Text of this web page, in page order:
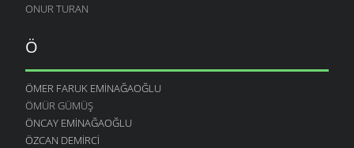
ONUR TURAN
Ö
ÖMER FARUK EMINAĞAOĞLU
ÖMÜR GÜMÜŞ
ÖNCAY EMINAĞAOĞLU
ÖZCAN DEMIRCI